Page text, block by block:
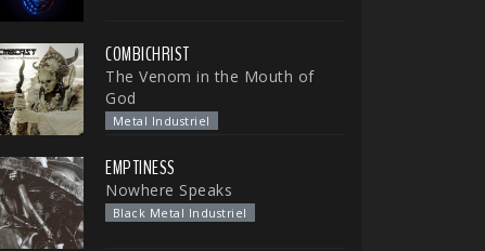
COMBICHRIST
The Venom in the Mouth of
God
Metal Industriel
EMPTINESS
Nowhere Speaks
Black Metal Industriel